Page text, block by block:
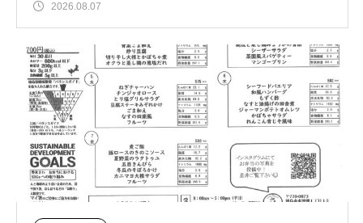
2026.08.07